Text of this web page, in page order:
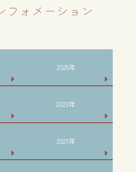
フォメーション
2025年
2023年
2021年